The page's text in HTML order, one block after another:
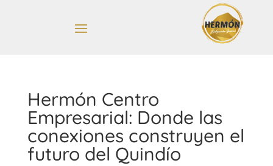
Hermón Centro
Empresarial: Donde las
conexiones construyen el
futuro del Quindío